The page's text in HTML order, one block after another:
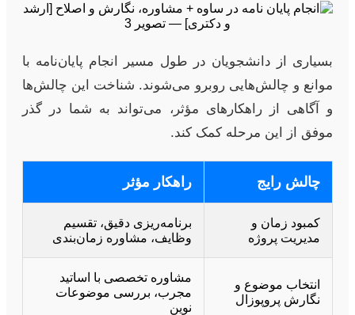
بسیاری از دانشجویان در طول مسیر انجام پایان‌نامه با
موانع و چالش‌هایی روبرو می‌شوند. شناخت این چالش‌ها
و آگاهی از راهکارهای مؤثر، می‌تواند به شما در گذر
موفق از این مرحله کمک کند.
چالش رایج راهکار مؤثر
کمبود زمان و
مدیریت پروژه
برنامه‌ریزی دقیق، تقسیم
وظایف، مشاوره زمان‌بندی
انتخاب موضوع و
نگارش پروپوزال
مشاوره تخصصی با اساتید
مجرب، بررسی موضوعات
نوین